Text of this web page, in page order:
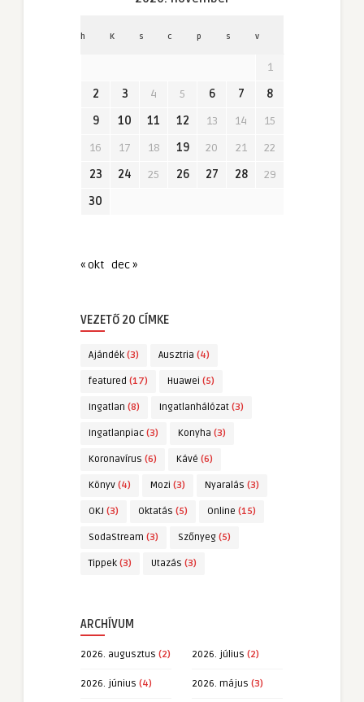
h K s c p s v
1
2
3 4 5 6 7
8
9
10 11 12 13 14
15
16
17 18 19 20 21
22
23
24 25 26 27 28
29
30
« okt dec »
VEZETŐ 20 CÍMKE
Ajándék (3) Ausztria (4)
featured (17) Huawei (5)
Ingatlan (8) Ingatlanhálózat (3)
Ingatlanpiac (3) Konyha (3)
Koronavírus (6) Kávé (6)
Könyv (4) Mozi (3) Nyaralás (3)
OKJ (3) Oktatás (5) Online (15)
SodaStream (3) Szőnyeg (5)
Tippek (3) Utazás (3)
ARCHÍVUM
2026. augusztus (2) 2026. július (2)
2026. június (4) 2026. május (3)